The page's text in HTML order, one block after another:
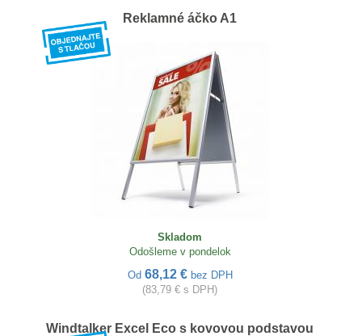
Reklamné áčko A1
Skladom
Odošleme v pondelok
Od 68,12 € bez DPH
(83,79 € s DPH)
Windtalker Excel Eco s kovovou podstavou